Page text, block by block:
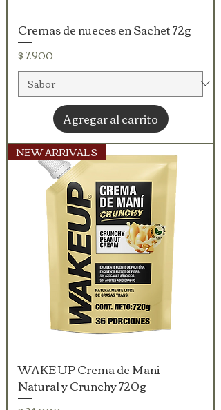
Cremas de nueces en Sachet 72g
Precio
$ 7.900
Agregar al carrito
NEW ARRIVALS
WAKE UP Crema de Mani
Natural y Crunchy 720g